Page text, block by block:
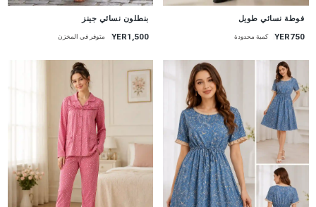
فوطة نسائي طويل
YER750 كمية محدودة
بنطلون نسائي جينز
YER1,500 متوفر في المخزن